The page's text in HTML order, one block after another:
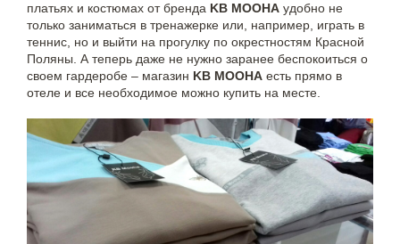
платьях и костюмах от бренда KB MOOHA удобно не
только заниматься в тренажерке или, например, играть в
теннис, но и выйти на прогулку по окрестностям Красной
Поляны. А теперь даже не нужно заранее беспокоиться о
своем гардеробе – магазин KB MOOHA есть прямо в
отеле и все необходимое можно купить на месте.